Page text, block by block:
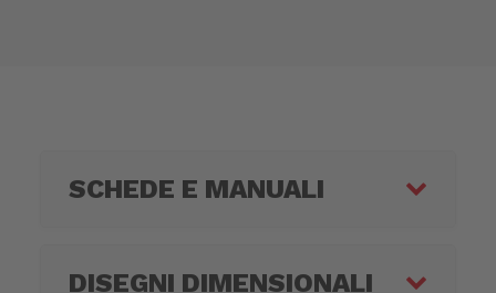
SCHEDE E MANUALI
DISEGNI DIMENSIONALI